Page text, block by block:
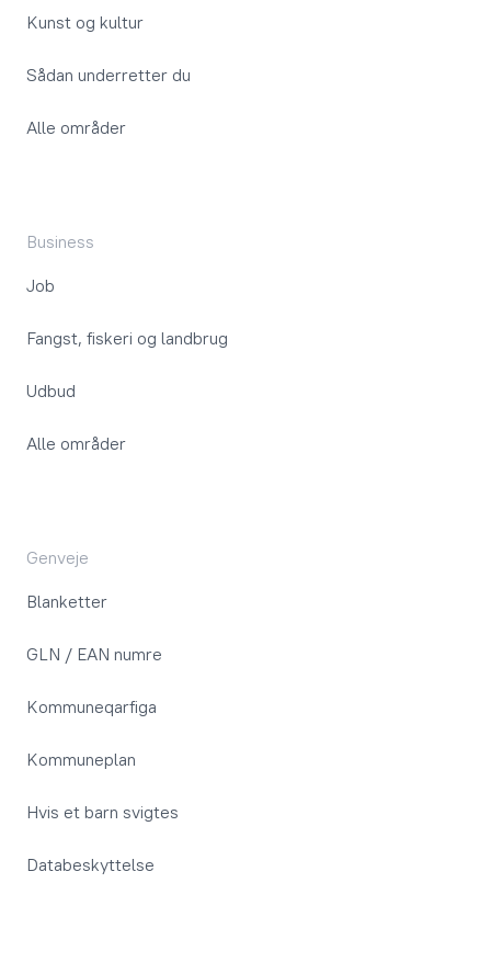
Kunst og kultur
Sådan underretter du
Alle områder
Business
Job
Fangst, fiskeri og landbrug
Udbud
Alle områder
Genveje
Blanketter
GLN / EAN numre
Kommuneqarfiga
Kommuneplan
Hvis et barn svigtes
Databeskyttelse